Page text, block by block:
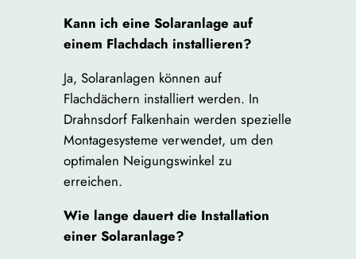
Kann ich eine Solaranlage auf
einem Flachdach installieren?
Ja, Solaranlagen können auf
Flachdächern installiert werden. In
Drahnsdorf Falkenhain werden spezielle
Montagesysteme verwendet, um den
optimalen Neigungswinkel zu
erreichen.
Wie lange dauert die Installation
einer Solaranlage?